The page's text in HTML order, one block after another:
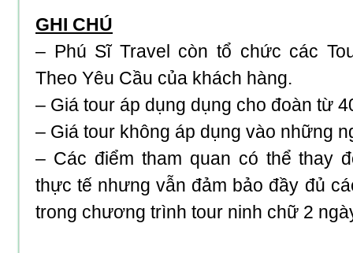
GHI CHÚ
– Phú Sĩ Travel còn tổ chức các
Theo Yêu Cầu của khách hàng.
– Giá tour áp dụng dụng cho đoàn từ
– Giá tour không áp dụng vào những
– Các điểm tham quan có thể thay
thực tế nhưng vẫn đảm bảo đầy đủ
trong chương trình tour ninh chữ 2